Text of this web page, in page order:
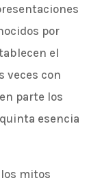
por
el
veces con
parte los
esencia
mitos